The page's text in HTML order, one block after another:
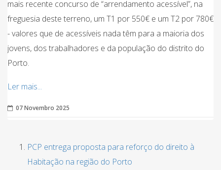
mais recente concurso de “arrendamento acessível”, na
freguesia deste terreno, um T1 por 550€ e um T2 por 780€
- valores que de acessíveis nada têm para a maioria dos
jovens, dos trabalhadores e da população do distrito do
Porto.
Ler mais...
07 Novembro 2025
PCP entrega proposta para reforço do direito à
Habitação na região do Porto